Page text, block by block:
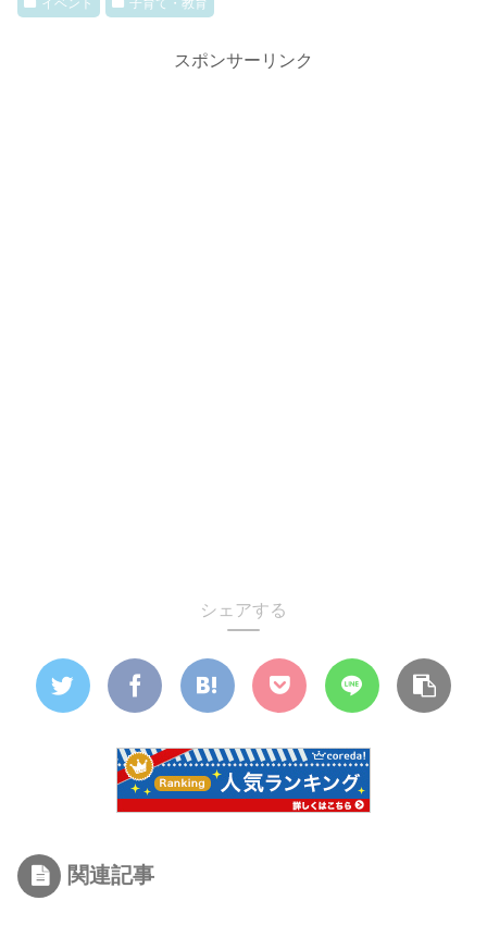
イベント 子育て・教育
スポンサーリンク
シェアする
関連記事